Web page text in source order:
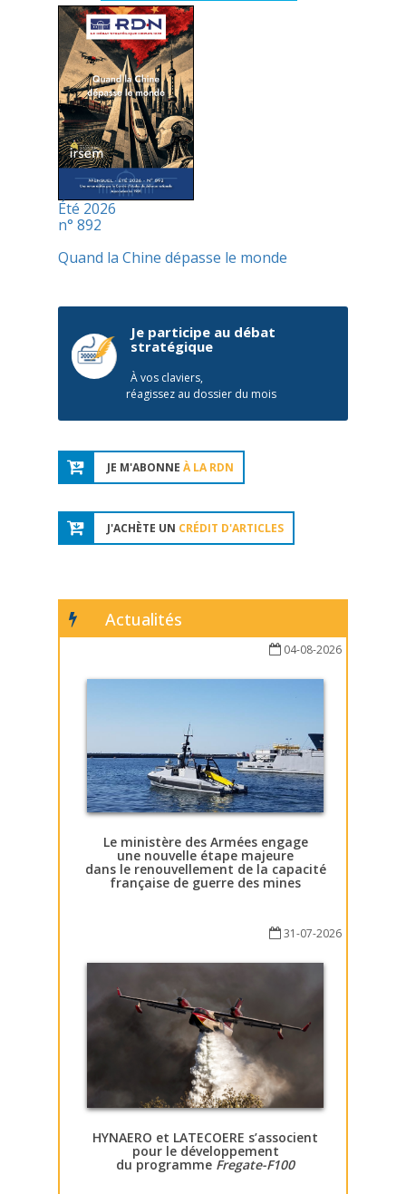
Été 2026
n° 892
Quand la Chine dépasse le monde
Je participe au débat
stratégique
À vos claviers,
réagissez au dossier du mois
JE M'ABONNE À LA RDN
J'ACHÈTE UN CRÉDIT D'ARTICLES
Actualités
04-08-2026
Le ministère des Armées engage
une nouvelle étape majeure
dans le renouvellement de la capacité
française de guerre des mines
31-07-2026
HYNAERO et LATECOERE s’associent
pour le développement
du programme Fregate-F100